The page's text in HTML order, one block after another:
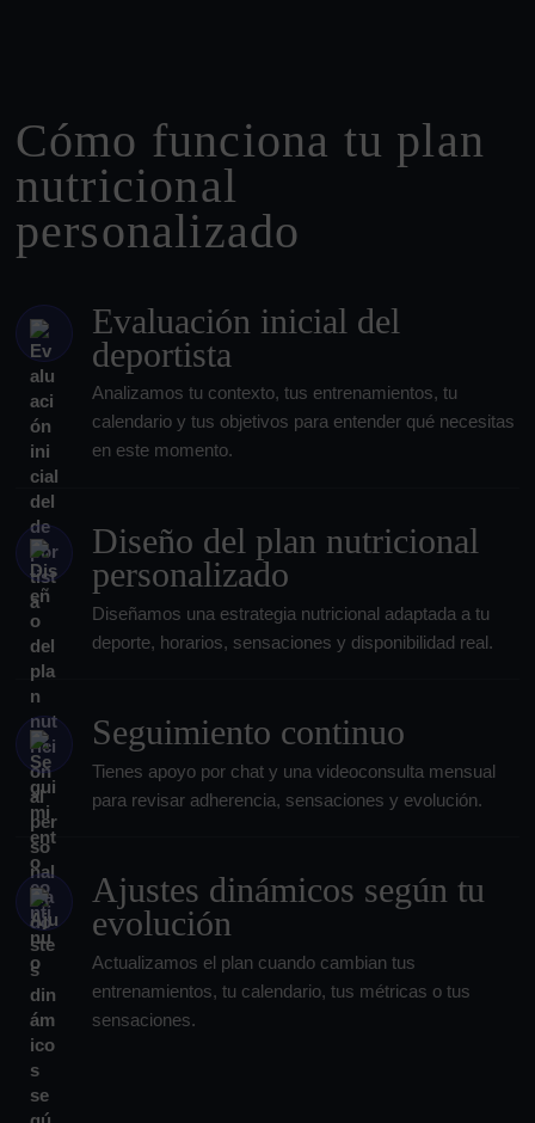
Cómo funciona tu plan
nutricional
personalizado
Evaluación inicial del
deportista
Analizamos tu contexto, tus entrenamientos, tu
calendario y tus objetivos para entender qué necesitas
en este momento.
Diseño del plan nutricional
personalizado
Diseñamos una estrategia nutricional adaptada a tu
deporte, horarios, sensaciones y disponibilidad real.
Seguimiento continuo
Tienes apoyo por chat y una videoconsulta mensual
para revisar adherencia, sensaciones y evolución.
Ajustes dinámicos según tu
evolución
Actualizamos el plan cuando cambian tus
entrenamientos, tu calendario, tus métricas o tus
sensaciones.